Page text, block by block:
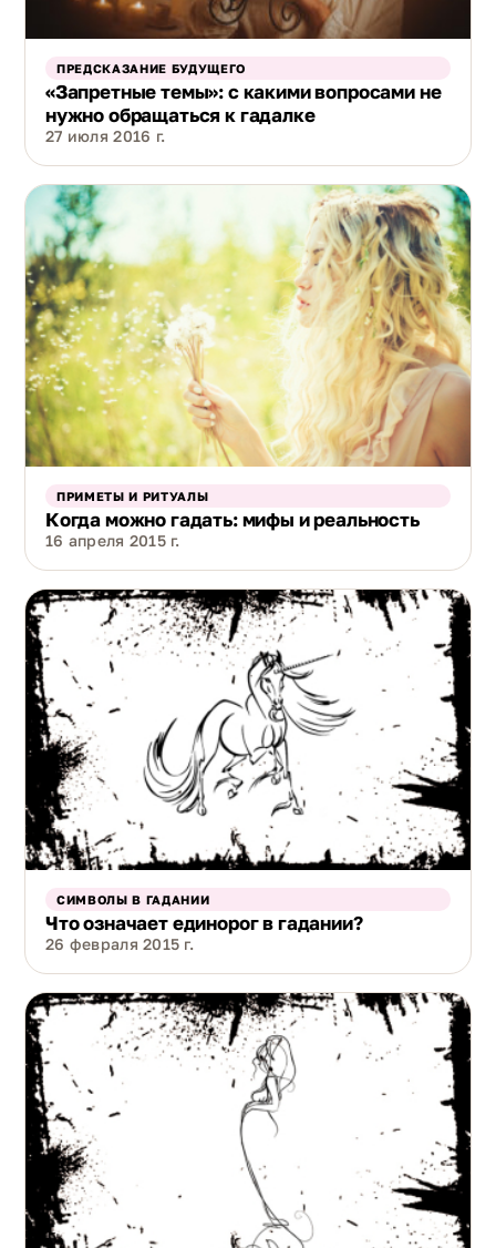
ПРЕДСКАЗАНИЕ БУДУЩЕГО
«Запретные темы»: с какими вопросами не
нужно обращаться к гадалке
27 июля 2016 г.
ПРИМЕТЫ И РИТУАЛЫ
Когда можно гадать: мифы и реальность
16 апреля 2015 г.
СИМВОЛЫ В ГАДАНИИ
Что означает единорог в гадании?
26 февраля 2015 г.